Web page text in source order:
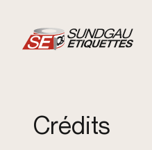
Crédits